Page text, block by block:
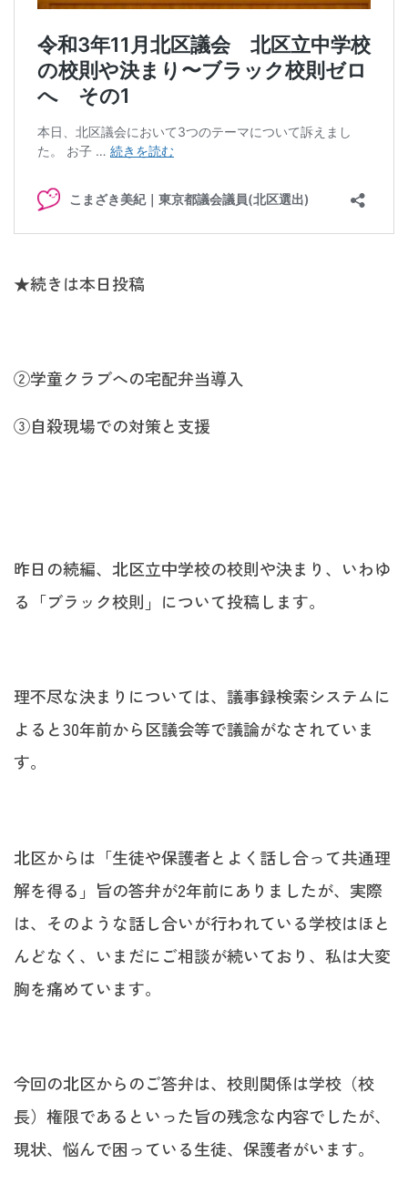
★続きは本日投稿
②学童クラブへの宅配弁当導入
③自殺現場での対策と支援
昨日の続編、北区立中学校の校則や決まり、いわゆ
る「ブラック校則」について投稿します。
理不尽な決まりについては、議事録検索システムに
よると30年前から区議会等で議論がなされていま
す。
北区からは「生徒や保護者とよく話し合って共通理
解を得る」旨の答弁が2年前にありましたが、実際
は、そのような話し合いが行われている学校はほと
んどなく、いまだにご相談が続いており、私は大変
胸を痛めています。
今回の北区からのご答弁は、校則関係は学校（校
長）権限であるといった旨の残念な内容でしたが、
現状、悩んで困っている生徒、保護者がいます。